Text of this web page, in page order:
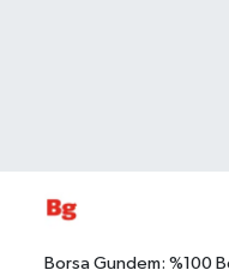
Borsa Gundem: %100